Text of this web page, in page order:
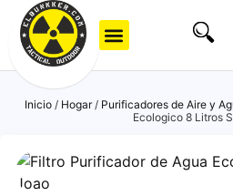
Inicio / Hogar/ Purificadores de Aire y
Ecologico 8 Litros